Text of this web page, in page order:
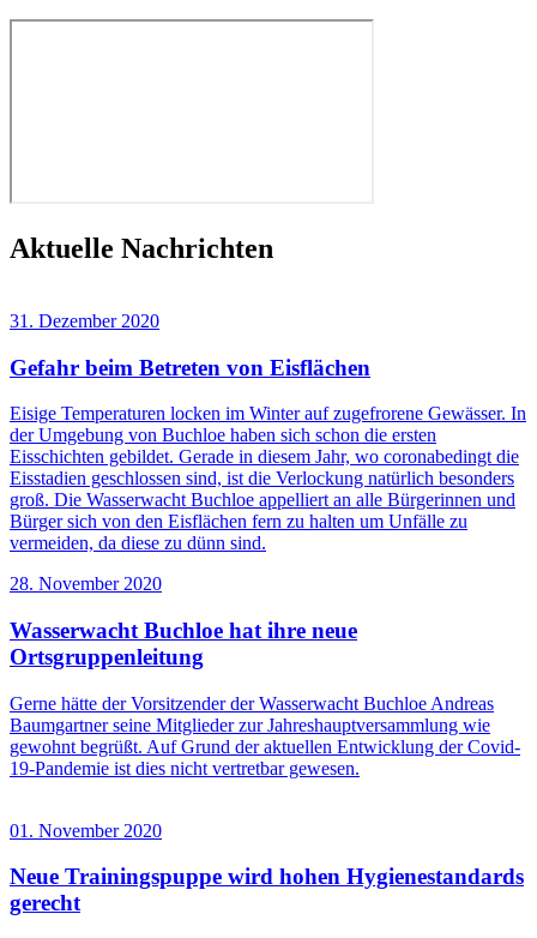
Aktuelle Nachrichten
31. Dezember 2020
Gefahr beim Betreten von Eisflächen
Eisige Temperaturen locken im Winter auf zugefrorene Gewässer. In
der Umgebung von Buchloe haben sich schon die ersten
Eisschichten gebildet. Gerade in diesem Jahr, wo coronabedingt die
Eisstadien geschlossen sind, ist die Verlockung natürlich besonders
groß. Die Wasserwacht Buchloe appelliert an alle Bürgerinnen und
Bürger sich von den Eisflächen fern zu halten um Unfälle zu
vermeiden, da diese zu dünn sind.
28. November 2020
Wasserwacht Buchloe hat ihre neue
Ortsgruppenleitung
Gerne hätte der Vorsitzender der Wasserwacht Buchloe Andreas
Baumgartner seine Mitglieder zur Jahreshauptversammlung wie
gewohnt begrüßt. Auf Grund der aktuellen Entwicklung der Covid-
19-Pandemie ist dies nicht vertretbar gewesen.
01. November 2020
Neue Trainingspuppe wird hohen Hygienestandards
gerecht